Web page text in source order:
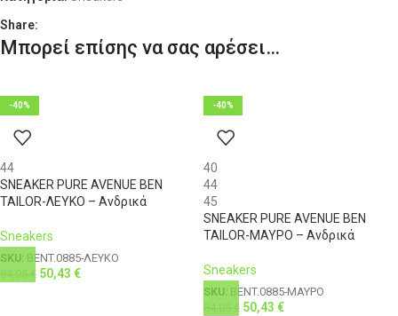
XXL 54 42 116-121
3XL 121-126
4XL 126-131
Share:
Μπορεί επίσης να σας αρέσει…
-40%
44
SNEAKER PURE AVENUE BEN
TAILOR-ΛΕΥΚΟ – Ανδρικά
Sneakers
SKU: BENT.0885-ΛΕΥΚΟ
€ 50,43 €
-40%
40
44
45
SNEAKER PURE AVENUE BEN
TAILOR-ΜΑΥΡΟ – Ανδρικά
Sneakers
SKU: BENT.0885-ΜΑΥΡΟ
€ 50,43 €